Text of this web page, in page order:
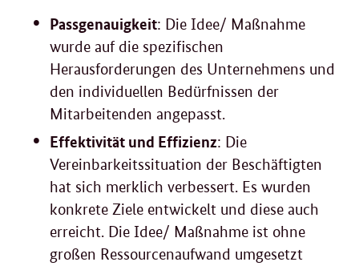
Passgenauigkeit: Die Idee/ Maßnahme
wurde auf die spezifischen
Herausforderungen des Unternehmens und
den individuellen Bedürfnissen der
Mitarbeitenden angepasst.
Effektivität und Effizienz: Die
Vereinbarkeitssituation der Beschäftigten
hat sich merklich verbessert. Es wurden
konkrete Ziele entwickelt und diese auch
erreicht. Die Idee/ Maßnahme ist ohne
großen Ressourcenaufwand umgesetzt